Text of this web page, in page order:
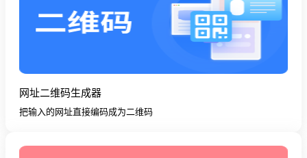
网址二维码生成器
把输入的网址直接编码成为二维码